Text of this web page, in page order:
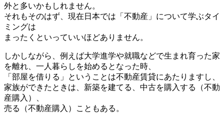
外と多いかもしれません。
それもそのはず、現在日本では「不動産」について学ぶタイ
ミングは
まったくといっていいほどありません。
しかしながら、例えば大学進学や就職などで生まれ育った家
を離れ、一人暮らしを始めるとなった時、
「部屋を借りる」ということは不動産賃貸にあたりますし、
家族ができたときは、新築を建てる、中古を購入する（不動
産購入）、
売る（不動産購入）こともある。